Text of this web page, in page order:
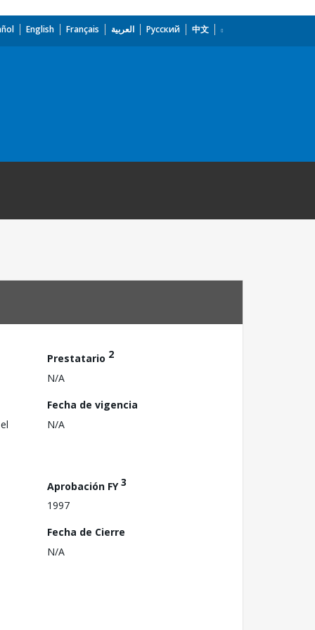
English Français العربية Русский 中文
Prestatario 2
N/A
Fecha de vigencia
N/A
Aprobación FY3
1997
Fecha de Cierre
N/A